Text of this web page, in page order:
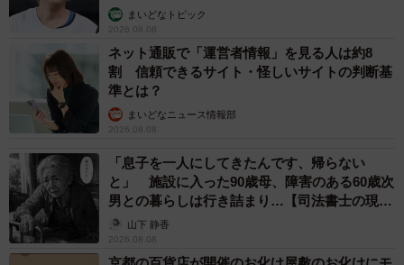
まいどなトピック
2026.08.08
ネット通販で「運営者情報」を見る人は約8
割 信頼できるサイト・怪しいサイトの判断基
準とは？
まいどなニュース情報部
2026.08.08
「息子を一人にしてきたんです、帰らない
と」 施設に入った90歳母、障害のある60歳次
男との暮らしは行き詰まり…【司法書士の現場
から】山下 静香
2026.08.08